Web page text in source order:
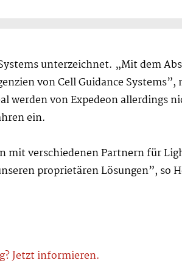
unterzeichnet. „Mit dem
von Cell Guidance Systems”,
werden von Expedeon allerdings
ein.
mit verschiedenen Partnern für
proprietären Lösungen”, so
Jetzt informieren.